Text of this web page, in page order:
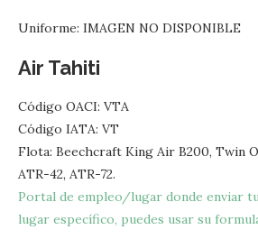
Uniforme: IMAGEN NO DISPONIBLE
Air Tahiti
Código OACI: VTA
Código IATA: VT
Flota: Beechcraft King Air B200, Twin
ATR-42, ATR-72.
Portal de empleo/lugar donde enviar
lugar específico, puedes usar su